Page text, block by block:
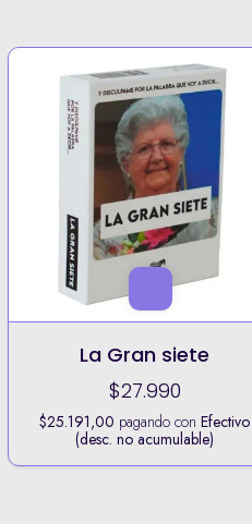
La Gran siete
$27.990
$25.191,00 pagando conEfectivo
(desc. no acumulable)